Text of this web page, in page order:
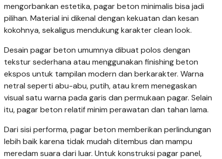
mengorbankan estetika, pagar beton minimalis bisa jadi
pilihan. Material ini dikenal dengan kekuatan dan kesan
kokohnya, sekaligus mendukung karakter clean look.
Desain pagar beton umumnya dibuat polos dengan
tekstur sederhana atau menggunakan finishing beton
ekspos untuk tampilan modern dan berkarakter. Warna
netral seperti abu-abu, putih, atau krem menegaskan
visual satu warna pada garis dan permukaan pagar. Selain
itu, pagar beton relatif minim perawatan dan tahan lama.
Dari sisi performa, pagar beton memberikan perlindungan
lebih baik karena tidak mudah ditembus dan mampu
meredam suara dari luar. Untuk konstruksi pagar panel,